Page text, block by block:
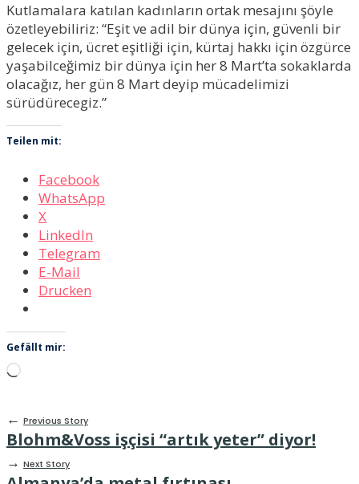
Kutlamalara katılan kadınların ortak mesajını şöyle
özetleyebiliriz: “Eşit ve adil bir dünya için, güvenli bir
gelecek için, ücret eşitliği için, kürtaj hakkı için özgürce
yaşabilceğimiz bir dünya için her 8 Mart’ta sokaklarda
olacağız, her gün 8 Mart deyip mücadelimizi
sürüdürecegiz.”
Teilen mit:
Facebook
WhatsApp
X
LinkedIn
Telegram
E-Mail
Drucken
Gefällt mir:
Wird
← Previous Story
Blohm&Voss işçisi “artık yeter” diyor!
→ Next Story